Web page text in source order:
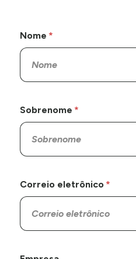
Nome
Sobrenome
Correio eletrônico